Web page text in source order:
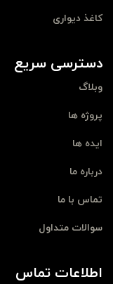
کاغذ دیواری
دسترسی سریع
وبلاگ
پروژه ها
ایده ها
درباره ما
تماس با ما
سوالات متداول
اطلاعات تماس